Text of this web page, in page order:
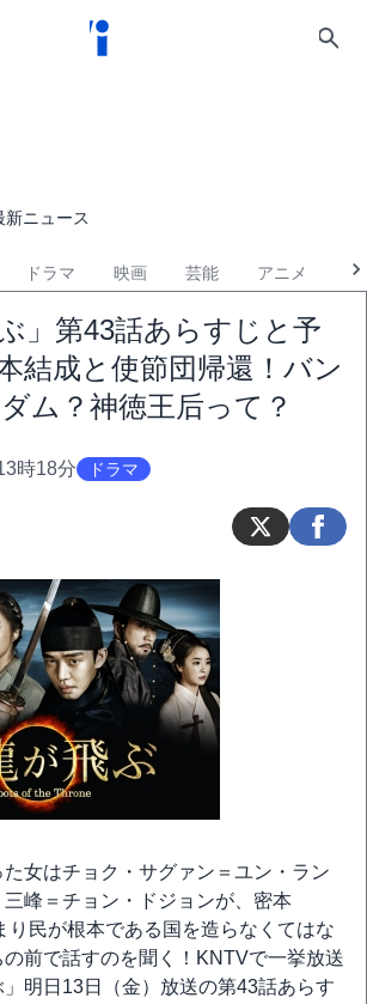
新ニュース
ドラマ 映画 芸能 アニメ
」第43話あらすじと予
結成と使節団帰還！バン
ム？神徳王后って？
時18分 ドラマ
女はチョク・サグァン＝ユン・ラン
峰＝チョン・ドジョンが、密本
り民が根本である国を造らなくてはな
前で話すのを聞く！KNTVで一挙放送
明日13日（金）放送の第43話あらす